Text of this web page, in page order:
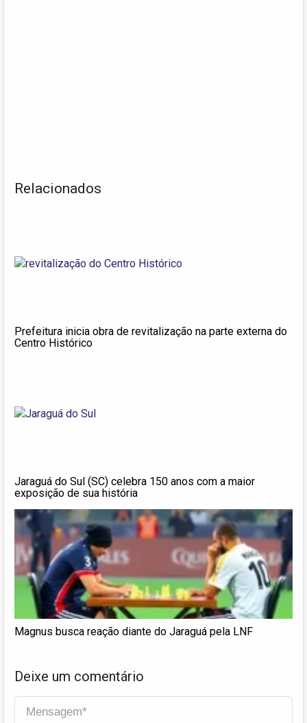
Relacionados
Prefeitura inicia obra de revitalização na parte externa do
Centro Histórico
Jaraguá do Sul (SC) celebra 150 anos com a maior
exposição de sua história
Magnus busca reação diante do Jaraguá pela LNF
Deixe um comentário